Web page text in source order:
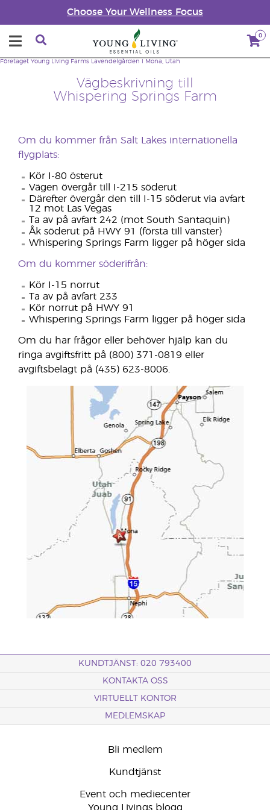
Choose Your Wellness Focus
0
Vägbeskrivning till
Whispering Springs Farm
Företaget Young Living Farms Lavendelgården i Mona, Utah
Om du kommer från Salt Lakes internationella
flygplats:
Kör I-80 österut
Vägen övergår till I-215 söderut
Därefter övergår den till I-15 söderut via avfart
12 mot Las Vegas
Ta av på avfart 242 (mot South Santaquin)
Åk söderut på HWY 91 (första till vänster)
Whispering Springs Farm ligger på höger sida
Om du kommer söderifrån:
Kör I-15 norrut
Ta av på avfart 233
Kör norrut på HWY 91
Whispering Springs Farm ligger på höger sida
Om du har frågor eller behöver hjälp kan du
ringa avgiftsfritt på (800) 371-0819 eller
avgiftsbelagt på (435) 623-8006.
KUNDTJÄNST: 020 793400
KONTAKTA OSS
VIRTUELLT KONTOR
MEDLEMSKAP
Bli medlem
Kundtjänst
Event och mediecenter
Young Livings blogg